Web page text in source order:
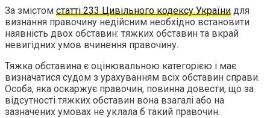
За змістом статті 233 Цивільного кодексу України для
визнання правочину недійсним необхідно встановити
наявність двох обставин: тяжких обставин та вкрай
невигідних умов вчинення правочину.
Тяжка обставина є оцінювальною категорією і має
визначатися судом з урахуванням всіх обставин справи.
Особа, яка оскаржує правочин, повинна довести, що за
відсутності тяжких обставин вона взагалі або на
зазначених умовах не уклала б такий правочин.